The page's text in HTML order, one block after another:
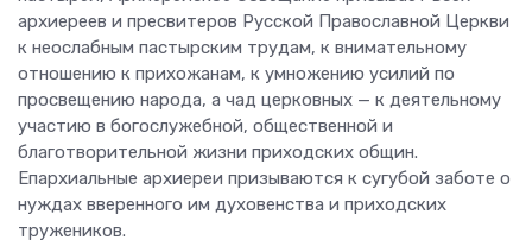
архиереев и пресвитеров Русской Православной Церкви
к неослабным пастырским трудам, к внимательному
отношению к прихожанам, к умножению усилий по
просвещению народа, а чад церковных — к деятельному
участию в богослужебной, общественной и
благотворительной жизни приходских общин.
Епархиальные архиереи призываются к сугубой заботе о
нуждах вверенного им духовенства и приходских
тружеников.